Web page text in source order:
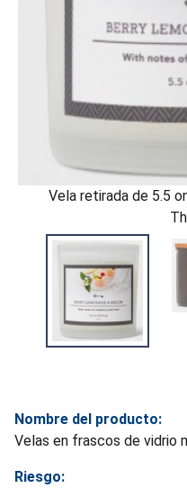
Vela retirada de 5.5
Nombre del producto:
Velas en frascos de vidrio
Riesgo: